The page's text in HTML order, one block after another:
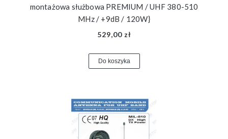
montażowa służbowa PREMIUM / UHF 380-510
MHz / +9dB / 120W}
529,00 zł
Do koszyka